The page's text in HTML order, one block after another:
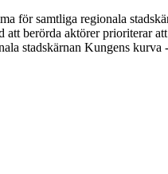
för samtliga regionala
berörda aktörer prioriterar
stadskärnan Kungens kurva